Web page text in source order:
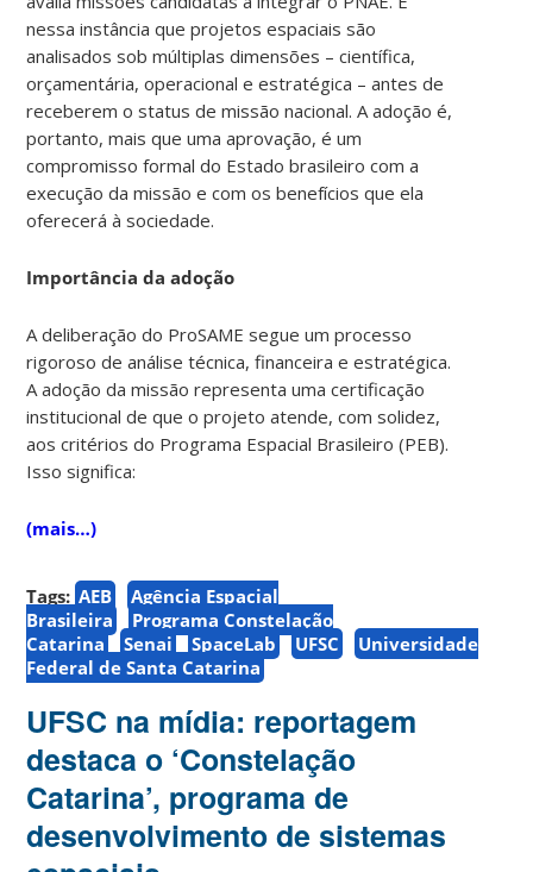
nessa instância que projetos espaciais são
analisados sob múltiplas dimensões – científica,
orçamentária, operacional e estratégica – antes de
receberem o status de missão nacional. A adoção é,
portanto, mais que uma aprovação, é um
compromisso formal do Estado brasileiro com a
execução da missão e com os benefícios que ela
oferecerá à sociedade.
Importância da adoção
A deliberação do ProSAME segue um processo
rigoroso de análise técnica, financeira e estratégica.
A adoção da missão representa uma certificação
institucional de que o projeto atende, com solidez,
aos critérios do Programa Espacial Brasileiro (PEB).
Isso significa:
(mais…)
Tags: AEB
Agência Espacial
Brasileira
Programa Constelação
Catarina
Senai SpaceLab UFSC
Universidade
Federal de Santa Catarina
UFSC na mídia: reportagem
destaca o ‘Constelação
Catarina’, programa de
desenvolvimento de sistemas